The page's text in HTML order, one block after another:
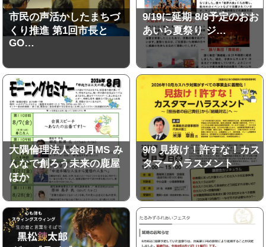
市民の声活かしたまちづ
くり推進 第1回市長と
GO…
9/19に延期 8/8予定のおお
あいら夏祭り ジ…
大隅倫理法人会8月MS み
んなで創ろう未来の鹿屋
ほか
9/9 見抜け！許すな！カス
タマーハラスメント